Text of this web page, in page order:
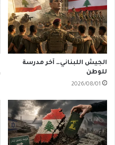
الجيش اللبناني… آخر مدرسة
للوطن
2026/08/01